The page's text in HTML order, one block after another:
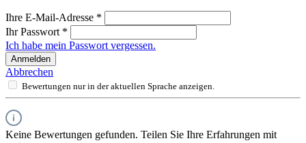
Ihre E-Mail-Adresse *
Ihr Passwort *
Ich habe mein Passwort vergessen.
Anmelden
Abbrechen
Bewertungen nur in der aktuellen Sprache anzeigen.
Keine Bewertungen gefunden. Teilen Sie Ihre Erfahrungen mit